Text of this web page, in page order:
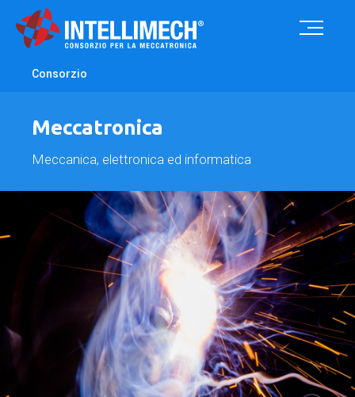
Consorzio
Meccatronica
Meccanica, elettronica ed informatica